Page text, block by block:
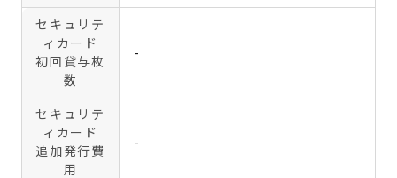
セキュリテ
ィカード
初回貸与枚
数
-
セキュリテ
ィカード
追加発行費
用
-